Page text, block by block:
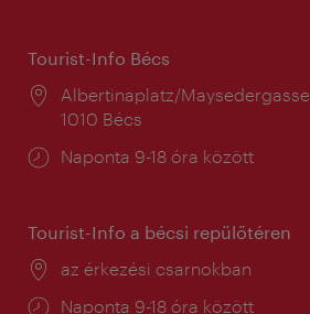
Tourist-Info Bécs
Helyszín:
Albertinaplatz/Maysedergasse
1010 Bécs
Nyitva
Naponta 9-18 óra között
Tourist-Info a bécsi repülőtéren
Helyszín:
az érkezési csarnokban
Nyitva
Naponta 9-18 óra között